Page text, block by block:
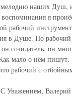
мелодию наших Душ,
воспоминания я
рабочий
в Душе. Но
созидатель, он
мало о нём пишут.
рабочий с
Уважением,